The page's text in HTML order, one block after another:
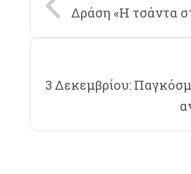
Δράση «Η τσάντα
3 Δεκεμβρίου: